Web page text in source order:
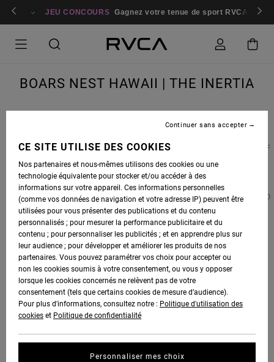
Se connecter / s'inscrire
JEU CONCOURS Gagnez votre tenue de sport RVCA
BOARS NEST HAWAII | THE INERTIA
BOARS NEST HAWAII
, A PRIVATE GYM LOCATED IN THE HEART OF THE NORTH SHORE OF
OAHU AND RUN BY RVCA ADVOCATE
LEIF ROBINSON
, IS WHERE SOME OF SURFING'S
HEAVIEST HITTERS TRAIN WHEN THE SURF DIES DOWN. OUR FRIENDS AT
INERTIARECENTLY WROTE AN ARTICLE FEATURINGBOARS NEST 808AND TEAMED UP
WITH ONE OF THE FACILITY'S TRAINERS AND NORTH SHORE LIFEGUARD, KYLE FOYLE, TO
GET AN INSIDE LOOK.
PHOTOS BY ZAK NOYLE
CE SITE UTILISE DES COOKIES
Nos partenaires et nous-mêmes utilisons des cookies ou une
technologie équivalente pour stocker et/ou accéder à des
informations sur votre appareil. Ces informations personnelles
(comme vos données de navigation et votre adresse IP) peuvent être
utilisées pour vous présenter des publications et du contenu
personnalisés ; pour mesurer la performance publicitaire et du
contenu ; pour personnaliser les publicités ; et en apprendre plus sur
leur audience ; pour développer et améliorer les produits de nos
partenaires. Vous pouvez paramétrer vos choix pour accepter ou
non les cookies soumis à votre consentement, ou vous y opposer
lorsque les cookies concernés ne relèvent pas de votre
consentement (tels que certains cookies de mesure d’audience).
Pour plus d'informations, consultez notre : Politique d'utilisation des
cookies et Politique de confidentialité
Personnaliser mes choix
Continuer sans accepter